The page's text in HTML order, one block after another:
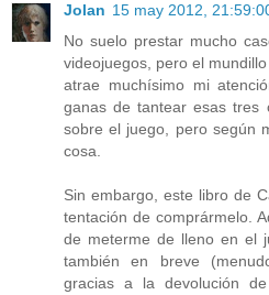
Jolan 15 may 2012,
No suelo prestar mucho
videojuegos, pero el
atrae muchísimo mi
ganas de tantear esas tres
sobre el juego, pero según
cosa.
Sin embargo, este libro de
tentación de comprármelo.
de meterme de lleno en el
también en breve
gracias a la devolución